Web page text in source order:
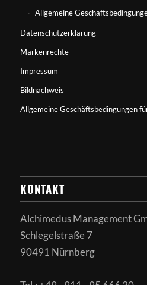
Allgemeine
Datenschutzerklärung
Markenrechte
Impressum
Bildnachweis
Allgemeine Geschäftsbedingungen
KONTAKT
Alchimedus Management
Schlegelstraße 7
90491 Nürnberg